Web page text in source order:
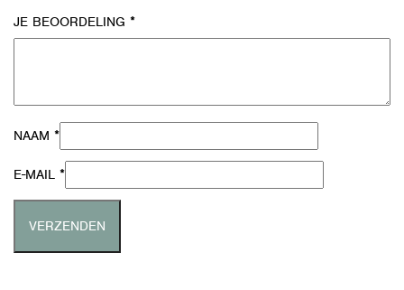
JE BEOORDELING *
NAAM *
E-MAIL *